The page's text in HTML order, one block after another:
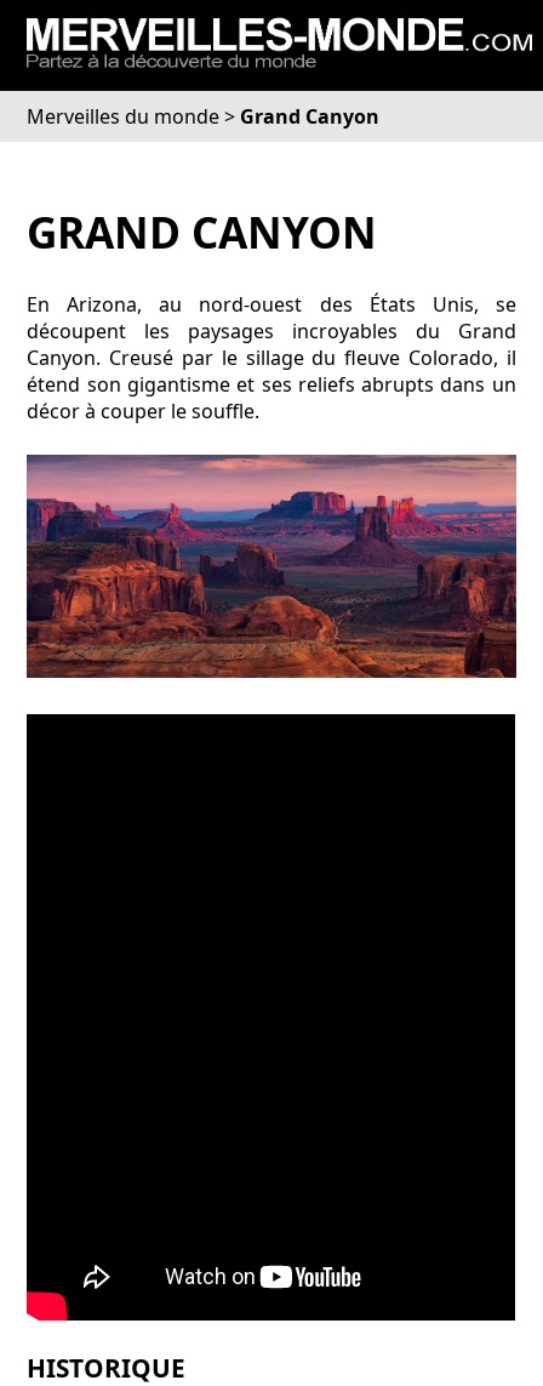
Merveilles du monde> Grand Canyon
GRAND CANYON
En Arizona, au nord-ouest des États Unis, se
découpent les paysages incroyables du Grand
Canyon. Creusé par le sillage du fleuve Colorado, il
étend son gigantisme et ses reliefs abrupts dans un
décor à couper le souffle.
HISTORIQUE